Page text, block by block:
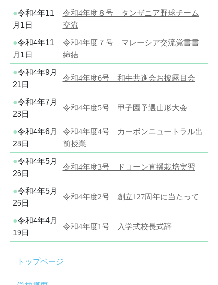
トップページ
●令和4年11
月1日
令和4年度８号 タンザニア野球チーム
交流
●令和4年11
月1日
令和4年度７号 マレーシア交流覚書書
締結
●令和4年9月
21日
令和4年度6号 和牛共進会お披露目会
●令和4年7月
23日
令和4年度5号 甲子園予選山形大会
●令和4年6月
28日
令和4年度4号 カーボンニュートラル出
前授業
●令和4年5月
26日
令和4年度3号 ドローン直播栽培実習
●令和4年5月
26日
令和4年度2号 創立127周年に当たって
●令和4年4月
19日
令和4年度1号 入学式校長式辞